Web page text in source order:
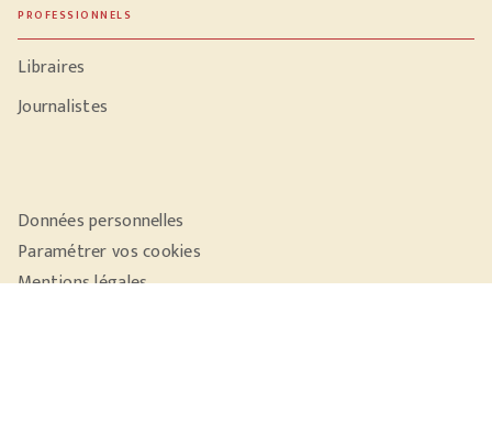
PROFESSIONNELS
Libraires
Journalistes
Données personnelles
Paramétrer vos cookies
Mentions légales